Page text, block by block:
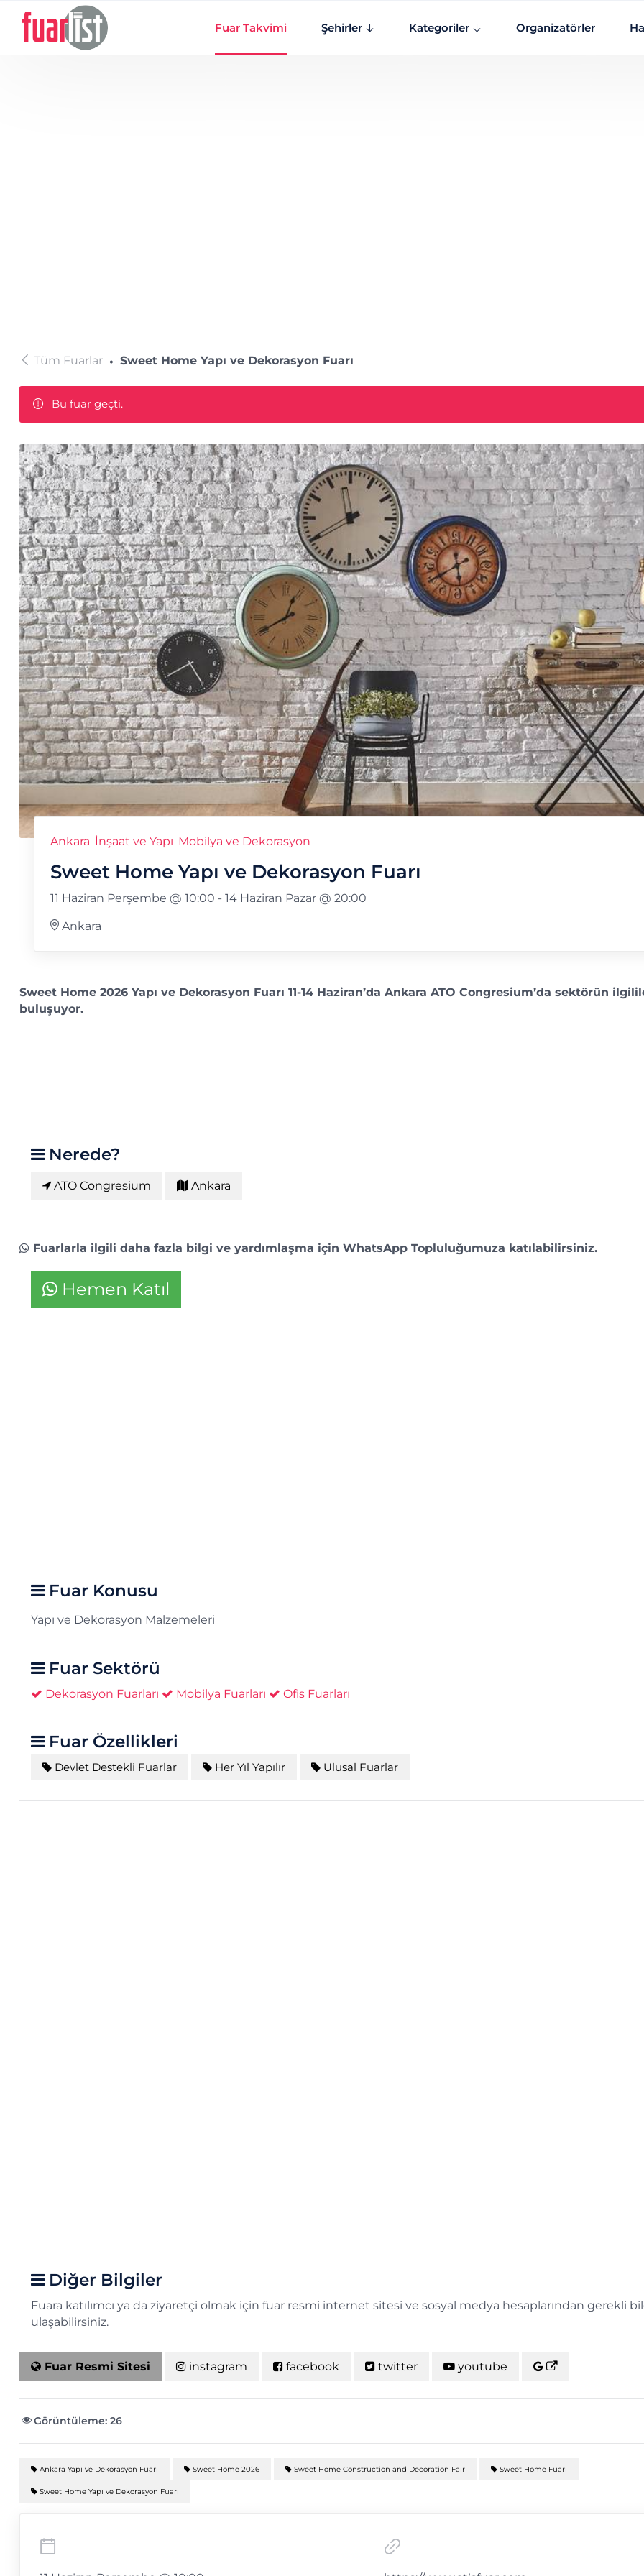
Skip to main content
Fuar Takvimi
Şehirler Kategoriler Organizatörler
Tüm Fuarlar Sweet Home Yapı ve Dekorasyon Fuarı
Bu fuar geçti.
Ankara İnşaat ve Yapı Mobilya ve Dekorasyon
Sweet Home Yapı ve Dekorasyon Fuarı
11 Haziran Perşembe @ 10:00 -14 Haziran Pazar @ 20:00
Ankara
Sweet Home 2026 Yapı ve Dekorasyon Fuarı 11-14 Haziran’da Ankara ATO Congresium’da sektörün
buluşuyor.
Nerede?
ATO Congresium Ankara
Fuarlarla ilgili daha fazla bilgi ve yardımlaşma için WhatsApp Topluluğumuza katılabilirsiniz.
Hemen Katıl
Fuar Konusu
Yapı ve Dekorasyon Malzemeleri
Fuar Sektörü
Dekorasyon Fuarları Mobilya Fuarları Ofis Fuarları
Fuar Özellikleri
Devlet Destekli Fuarlar Her Yıl Yapılır Ulusal Fuarlar
Diğer Bilgiler
Fuara katılımcı ya da ziyaretçi olmak için fuar resmi internet sitesi ve sosyal medya hesaplarından gerekli
ulaşabilirsiniz.
Fuar Resmi Sitesi instagram facebook twitter youtube
Görüntüleme: 26
Ankara Yapı ve Dekorasyon Fuarı Sweet Home 2026 Sweet Home Construction and Decoration Fair Sweet Home Fuarı
Sweet Home Yapı ve Dekorasyon Fuarı